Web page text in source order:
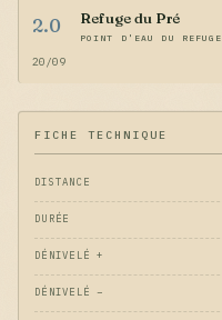
2.0 Refuge du Pré
POINT D'EAU DU REFUGE
20/09
FICHE TECHNIQUE
DISTANCE
DURÉE
DÉNIVELÉ +
DÉNIVELÉ −